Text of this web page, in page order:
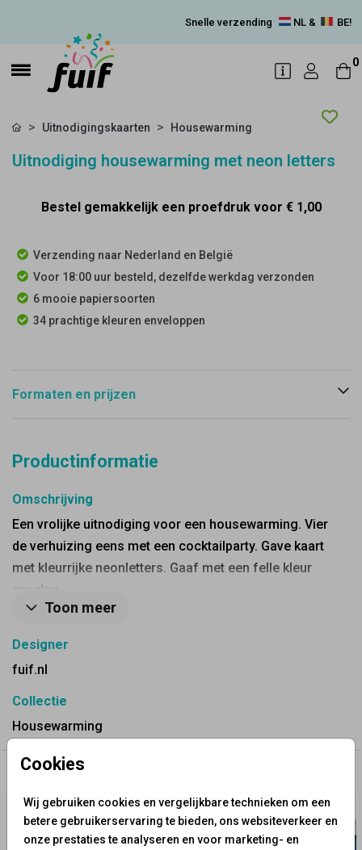
Snelle verzending NL & BE!
0
Cookies
Wij gebruiken cookies en vergelijkbare technieken om een
betere gebruikerservaring te bieden, ons websiteverkeer en
onze prestaties te analyseren en voor marketing- en
Uitnodigingskaarten Housewarming
Uitnodiging housewarming met neon letters
Bestel gemakkelijk een proefdruk voor € 1,00
Verzending naar Nederland en België
Voor 18:00 uur besteld, dezelfde werkdag verzonden
6 mooie papiersoorten
34 prachtige kleuren enveloppen
Formaten en prijzen
Productinformatie
Omschrijving
Een vrolijke uitnodiging voor een housewarming. Vier
de verhuizing eens met een cocktailparty. Gave kaart
met kleurrijke neonletters. Gaaf met een felle kleur
envelop.
Toon meer
Designer
fuif.nl
Collectie
Housewarming